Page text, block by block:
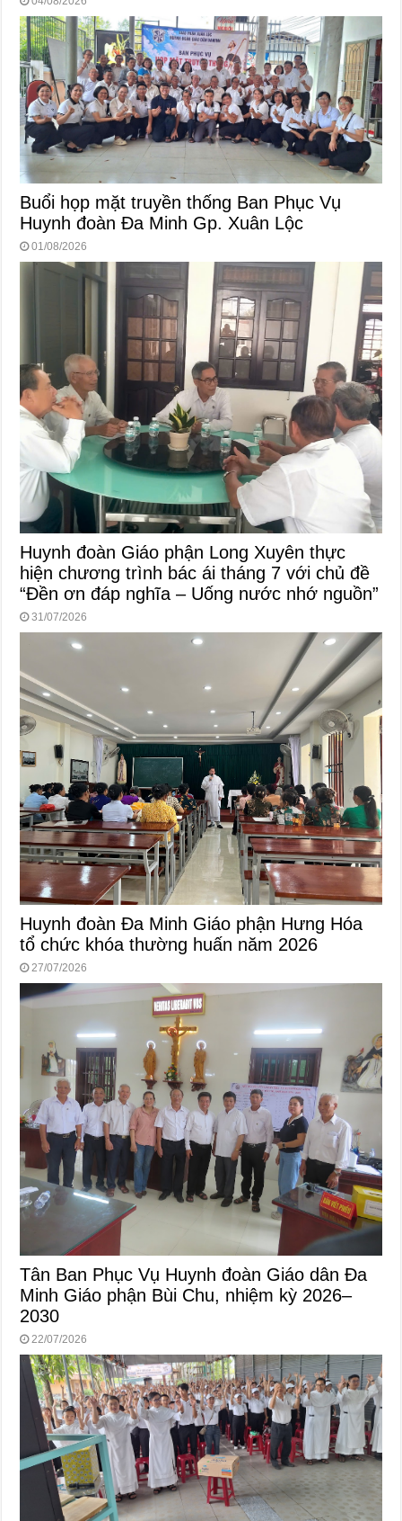
Buổi họp mặt truyền thống Ban Phục Vụ
Huynh đoàn Đa Minh Gp. Xuân Lộc
01/08/2026
Huynh đoàn Giáo phận Long Xuyên thực
hiện chương trình bác ái tháng 7 với chủ đề
“Đền ơn đáp nghĩa – Uống nước nhớ nguồn”
31/07/2026
Huynh đoàn Đa Minh Giáo phận Hưng Hóa
tổ chức khóa thường huấn năm 2026
27/07/2026
Tân Ban Phục Vụ Huynh đoàn Giáo dân Đa
Minh Giáo phận Bùi Chu, nhiệm kỳ 2026–
2030
22/07/2026